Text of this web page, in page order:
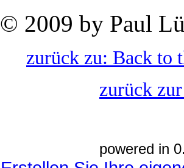
© 2009 by Paul
zurück zu: Back to
zurück
powered in